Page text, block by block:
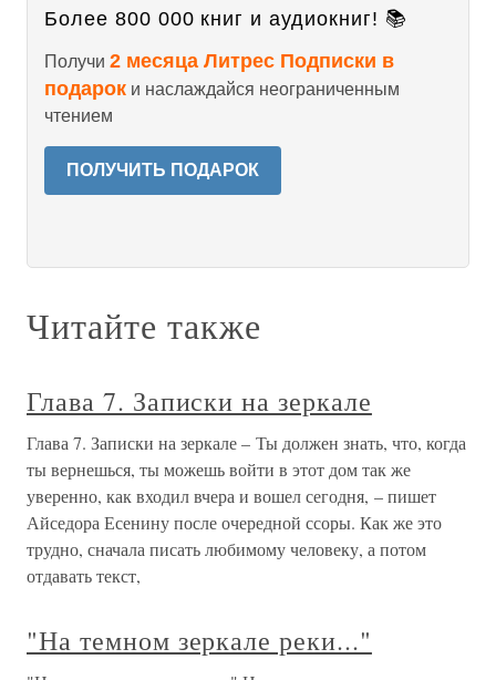
Более 800 000 книг и аудиокниг! 📚
Получи 2 месяца Литрес Подписки в
подарок и наслаждайся неограниченным
чтением
ПОЛУЧИТЬ ПОДАРОК
Читайте также
Глава 7. Записки на зеркале
Глава 7. Записки на зеркале – Ты должен знать, что, когда
ты вернешься, ты можешь войти в этот дом так же
уверенно, как входил вчера и вошел сегодня, – пишет
Айседора Есенину после очередной ссоры. Как же это
трудно, сначала писать любимому человеку, а потом
отдавать текст,
"На темном зеркале реки..."